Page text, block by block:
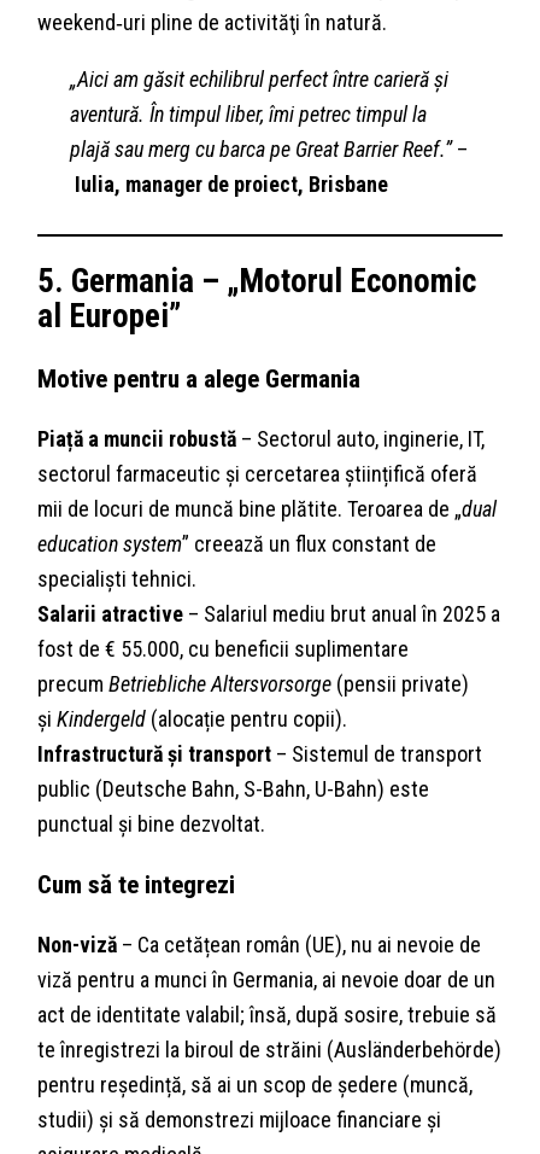
weekend‑uri pline de activităţi în natură.
„Aici am găsit echilibrul perfect între carieră și
aventură. În timpul liber, îmi petrec timpul la
plajă sau merg cu barca pe Great Barrier Reef.”–
Iulia, manager de proiect, Brisbane
5. Germania – „Motorul Economic
al Europei”
Motive pentru a alege Germania
Piață a muncii robustă – Sectorul auto, inginerie, IT,
sectorul farmaceutic și cercetarea științifică oferă
mii de locuri de muncă bine plătite. Teroarea de „dual
education system” creează un flux constant de
specialiști tehnici.
Salarii atractive – Salariul mediu brut anual în 2025 a
fost de € 55.000, cu beneficii suplimentare
precumBetriebliche Altersvorsorge (pensii private)
șiKindergeld (alocație pentru copii).
Infrastructură și transport – Sistemul de transport
public (Deutsche Bahn, S-Bahn, U-Bahn) este
punctual și bine dezvoltat.
Cum să te integrezi
Non-viză – Ca cetățean român (UE), nu ai nevoie de
viză pentru a munci în Germania, ai nevoie doar de un
act de identitate valabil; însă, după sosire, trebuie să
te înregistrezi la biroul de străini (Ausländerbehörde)
pentru reședință, să ai un scop de ședere (muncă,
studii) și să demonstrezi mijloace financiare și